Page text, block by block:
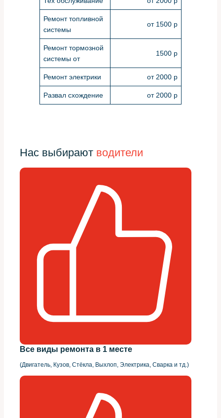
Ремонт топливной
системы
от 1500 р
Ремонт тормозной
системы от
1500 р
Ремонт электрики от 2000 р
Развал схождение от 2000 р
Нас выбирают водители
Все виды ремонта в 1 месте
(Двигатель, Кузов, Стёкла, Выхлоп, Электрика, Сварка и тд.)